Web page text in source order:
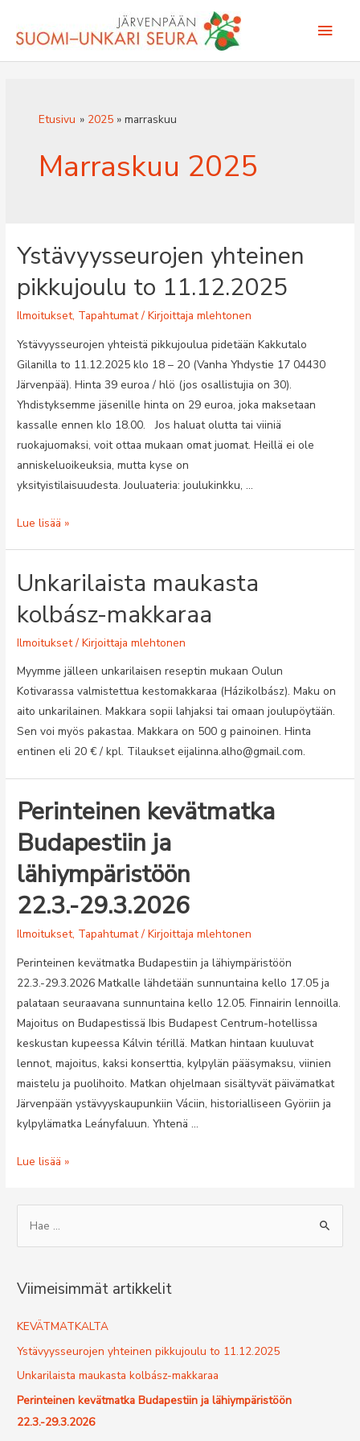
sisältöön
Etusivu 2025 marraskuu
Marraskuu 2025
Ystävyysseurojen yhteinen
pikkujoulu to 11.12.2025
Ilmoitukset, Tapahtumat/ Kirjoittajamlehtonen
Ystävyysseurojen yhteistä pikkujoulua pidetään Kakkutalo
Gilanilla to 11.12.2025 klo 18 – 20 (Vanha Yhdystie 17 04430
Järvenpää). Hinta 39 euroa / hlö (jos osallistujia on 30).
Yhdistyksemme jäsenille hinta on 29 euroa, joka maksetaan
kassalle ennen klo 18.00. Jos haluat olutta tai viiniä
ruokajuomaksi, voit ottaa mukaan omat juomat. Heillä ei ole
anniskeluoikeuksia, mutta kyse on
yksityistilaisuudesta. Jouluateria: joulukinkku, …
Ystävyysseurojen
to
11.12.2025
Lue lisää »
Unkarilaista maukasta
kolbász-makkaraa
Ilmoitukset/ Kirjoittajamlehtonen
Myymme jälleen unkarilaisen reseptin mukaan Oulun
Kotivarassa valmistettua kestomakkaraa (Házikolbász). Maku on
aito unkarilainen. Makkara sopii lahjaksi tai omaan joulupöytään.
Sen voi myös pakastaa. Makkara on 500 g painoinen. Hinta
entinen eli 20 € / kpl. Tilaukset eijalinna.alho@gmail.com.
Perinteinen kevätmatka
Budapestiin ja
lähiympäristöön
22.3.-29.3.2026
Ilmoitukset, Tapahtumat/ Kirjoittajamlehtonen
Perinteinen kevätmatka Budapestiin ja lähiympäristöön
22.3.-29.3.2026 Matkalle lähdetään sunnuntaina kello 17.05 ja
palataan seuraavana sunnuntaina kello 12.05. Finnairin lennoilla.
Majoitus on Budapestissä Ibis Budapest Centrum-hotellissa
keskustan kupeessa Kálvin térillä. Matkan hintaan kuuluvat
lennot, majoitus, kaksi konserttia, kylpylän pääsymaksu, viinien
maistelu ja puolihoito. Matkan ohjelmaan sisältyvät päivämatkat
Järvenpään ystävyyskaupunkiin Váciin, historialliseen Györiin ja
kylpylämatka Leányfaluun. Yhtenä …
Perinteinen
Budapestiin
Lue lisää »
r
h
f
Viimeisimmät artikkelit
KEVÄTMATKALTA
Ystävyysseurojen yhteinen pikkujoulu to 11.12.2025
Unkarilaista maukasta kolbász-makkaraa
Perinteinen kevätmatka Budapestiin ja lähiympäristöön
22.3.-29.3.2026